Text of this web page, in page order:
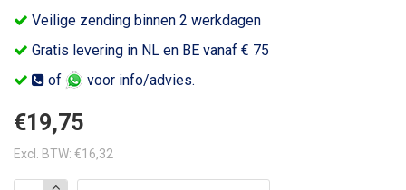
Veilige zending binnen 2 werkdagen
Gratis levering in NL en BE vanaf € 75
of
voor info/advies.
€19,75
Excl. BTW: €16,32